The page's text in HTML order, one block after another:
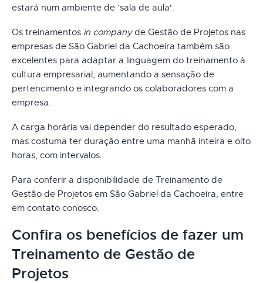
estará num ambiente de ‘sala de aula'.
Os treinamentos in companyde Gestão de Projetos nas
empresas de São Gabriel da Cachoeira também são
excelentes para adaptar a linguagem do treinamento à
cultura empresarial, aumentando a sensação de
pertencimento e integrando os colaboradores com a
empresa.
A carga horária vai depender do resultado esperado,
mas costuma ter duração entre uma manhã inteira e oito
horas, com intervalos.
Para conferir a disponibilidade de Treinamento de
Gestão de Projetos em São Gabriel da Cachoeira, entre
em contato conosco.
Confira os benefícios de fazer um
Treinamento de Gestão de
Projetos